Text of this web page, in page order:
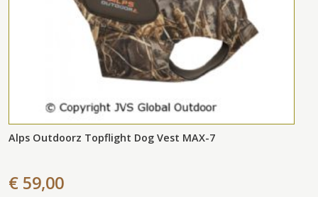
Alps Outdoorz Topflight Dog Vest MAX-7
€ 59,00